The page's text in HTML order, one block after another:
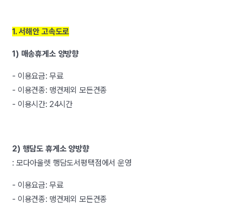
1. 서해안 고속도로
1) 매송휴게소 양방향
- 이용요금: 무료
- 이용견종: 맹견제외 모든견종
- 이용시간: 24시간
2) 행담도 휴게소 양방향
: 모다아울렛 행담도서평택점에서 운영
- 이용요금: 무료
- 이용견종: 맹견제외 모든견종